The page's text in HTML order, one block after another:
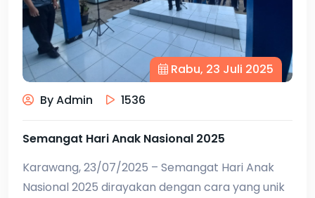
Rabu, 23 Juli 2025
By Admin
1536
Semangat Hari Anak Nasional 2025
Karawang, 23/07/2025 – Semangat Hari Anak
Nasional 2025 dirayakan dengan cara yang unik